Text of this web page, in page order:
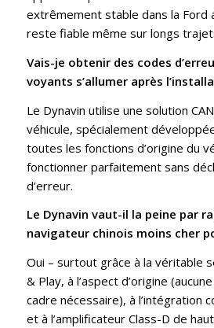
extrêmement stable dans la Ford
reste fiable même sur longs
Vais-je obtenir des codes
voyants s’allumer après
Le Dynavin utilise une solution
véhicule, spécialement
toutes les fonctions d’origine du
fonctionner parfaitement sans
d’erreur.
Le Dynavin vaut-il la peine par
navigateur chinois moins cher
Oui – surtout grâce à la véritable
& Play, à l’aspect d’origine
cadre nécessaire), à l’intégration
et à l’amplificateur Class-D de